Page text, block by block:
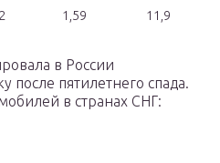
1,59 11,9
в России
после пятилетнего спада.
в странах СНГ: